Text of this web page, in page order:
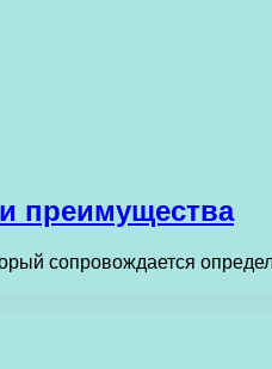
преимущества
сопровождается